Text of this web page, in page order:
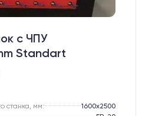
с ЧПУ
Standart
станка, мм:
1600х2500